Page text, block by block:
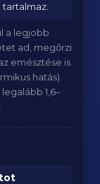
tartalmaz.
a legjobb
ad, megőrzi
emésztése is
hatás).
1,6–